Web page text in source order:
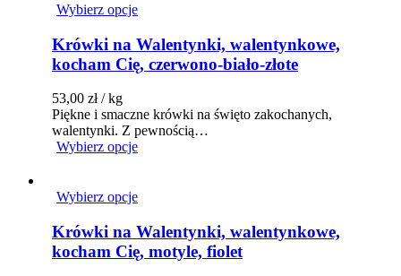
Wybierz opcje
Krówki na Walentynki, walentynkowe,
kocham Cię, czerwono-biało-złote
53,00 zł / kg
Piękne i smaczne krówki na święto zakochanych,
walentynki. Z pewnością…
Wybierz opcje
Wybierz opcje
Krówki na Walentynki, walentynkowe,
kocham Cię, motyle, fiolet